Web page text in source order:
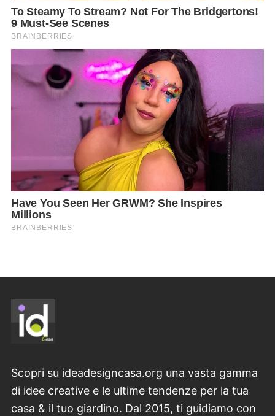
Scopri su ideadesigncasa.org una vasta gamma
di idee creative e le ultime tendenze per la tua
casa & il tuo giardino. Dal 2015, ti guidiamo con